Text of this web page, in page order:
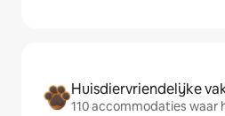
Huisdiervriendelijke
110 accommodaties waar